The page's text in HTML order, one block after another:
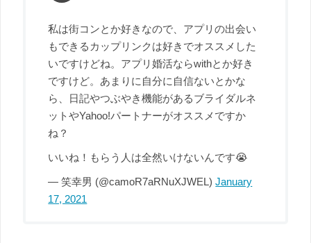
私は街コンとか好きなので、アプリの出会い
もできるカップリンクは好きでオススメした
いですけどね。アプリ婚活ならwithとか好き
ですけど。あまりに自分に自信ないとかな
ら、日記やつぶやき機能があるブライダルネ
ットやYahoo!パートナーがオススメですか
ね？
いいね！もらう人は全然いけないんです😭
— 笑幸男 (@camoR7aRNuXJWEL)January
17, 2021